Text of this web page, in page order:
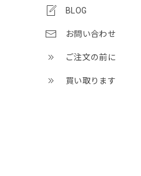
BLOG
お問い合わせ
ご注文の前に
買い取ります